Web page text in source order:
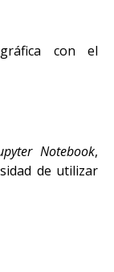
con el
Notebook,
de utilizar